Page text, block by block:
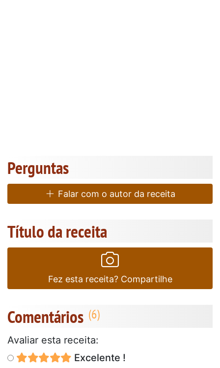
Perguntas
Falar com o autor da receita
Título da receita
Fez esta receita? Compartilhe
Comentários
Avaliar esta receita:
Excelente !